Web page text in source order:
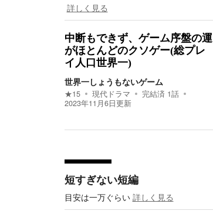
詳しく見る
中断もできず、ゲーム序盤の運
がほとんどのクソゲー(総プレ
イ人口世界一)
世界一しょうもないゲーム
★15 現代ドラマ 完結済 1話
2023年11月6日更新
短すぎない短編
目安は一万ぐらい 詳しく見る